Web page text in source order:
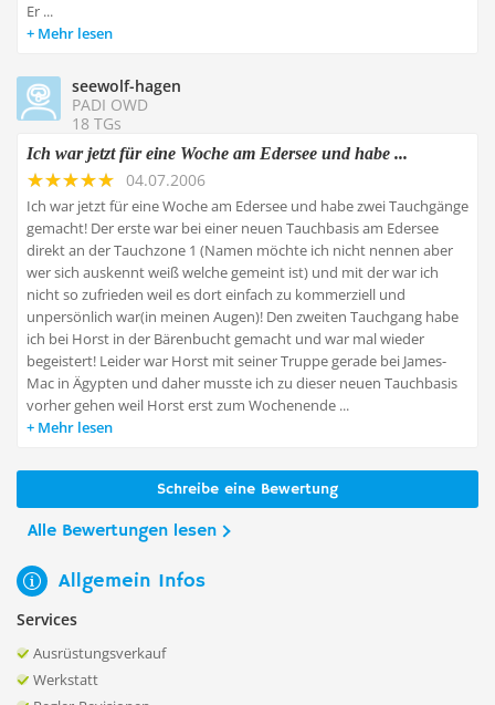
Er ...
Mehr lesen
seewolf-hagen
PADI OWD
18 TGs
Ich war jetzt für eine Woche am Edersee und habe ...
04.07.2006
Ich war jetzt für eine Woche am Edersee und habe zwei Tauchgänge
gemacht! Der erste war bei einer neuen Tauchbasis am Edersee
direkt an der Tauchzone 1 (Namen möchte ich nicht nennen aber
wer sich auskennt weiß welche gemeint ist) und mit der war ich
nicht so zufrieden weil es dort einfach zu kommerziell und
unpersönlich war(in meinen Augen)! Den zweiten Tauchgang habe
ich bei Horst in der Bärenbucht gemacht und war mal wieder
begeistert! Leider war Horst mit seiner Truppe gerade bei James-
Mac in Ägypten und daher musste ich zu dieser neuen Tauchbasis
vorher gehen weil Horst erst zum Wochenende ...
Mehr lesen
Schreibe eine Bewertung
Alle Bewertungen lesen
Allgemein Infos
Services
Ausrüstungsverkauf
Werkstatt